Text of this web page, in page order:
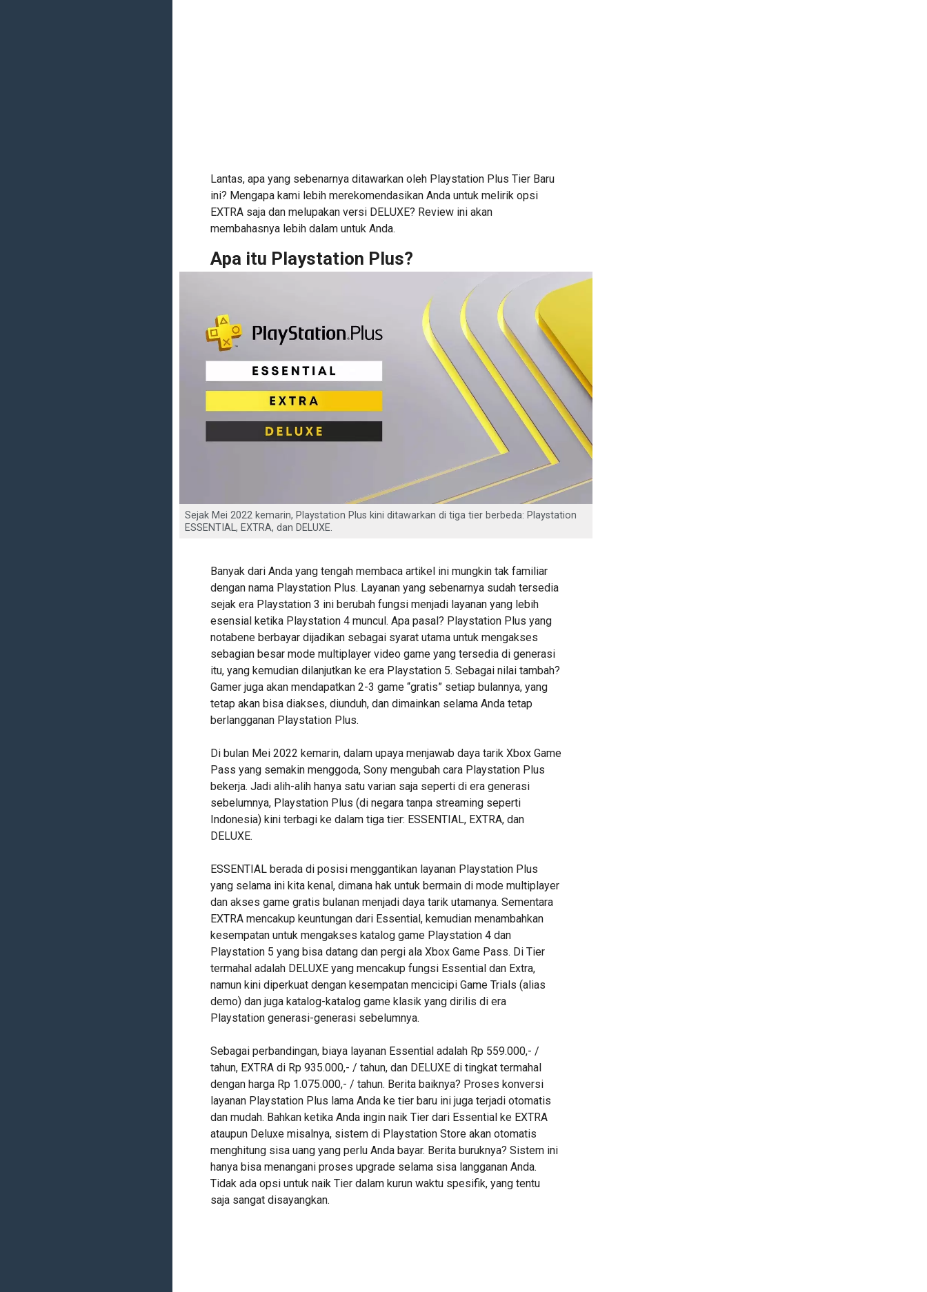
Lantas, apa yang sebenarnya ditawarkan oleh Playstation Plus Tier Baru
ini? Mengapa kami lebih merekomendasikan Anda untuk melirik opsi
EXTRA saja dan melupakan versi DELUXE? Review ini akan
membahasnya lebih dalam untuk Anda.
Apa itu Playstation Plus?
Sejak Mei 2022 kemarin, Playstation Plus kini ditawarkan di tiga tier berbeda: Playstation
ESSENTIAL, EXTRA, dan DELUXE.
Banyak dari Anda yang tengah membaca artikel ini mungkin tak familiar
dengan nama Playstation Plus. Layanan yang sebenarnya sudah tersedia
sejak era Playstation 3 ini berubah fungsi menjadi layanan yang lebih
esensial ketika Playstation 4 muncul. Apa pasal? Playstation Plus yang
notabene berbayar dijadikan sebagai syarat utama untuk mengakses
sebagian besar mode multiplayer video game yang tersedia di generasi
itu, yang kemudian dilanjutkan ke era Playstation 5. Sebagai nilai tambah?
Gamer juga akan mendapatkan 2-3 game “gratis” setiap bulannya, yang
tetap akan bisa diakses, diunduh, dan dimainkan selama Anda tetap
berlangganan Playstation Plus.
Di bulan Mei 2022 kemarin, dalam upaya menjawab daya tarik Xbox Game
Pass yang semakin menggoda, Sony mengubah cara Playstation Plus
bekerja. Jadi alih-alih hanya satu varian saja seperti di era generasi
sebelumnya, Playstation Plus (di negara tanpa streaming seperti
Indonesia) kini terbagi ke dalam tiga tier: ESSENTIAL, EXTRA, dan
DELUXE.
ESSENTIAL berada di posisi menggantikan layanan Playstation Plus
yang selama ini kita kenal, dimana hak untuk bermain di mode multiplayer
dan akses game gratis bulanan menjadi daya tarik utamanya. Sementara
EXTRA mencakup keuntungan dari Essential, kemudian menambahkan
kesempatan untuk mengakses katalog game Playstation 4 dan
Playstation 5 yang bisa datang dan pergi ala Xbox Game Pass. Di Tier
termahal adalah DELUXE yang mencakup fungsi Essential dan Extra,
namun kini diperkuat dengan kesempatan mencicipi Game Trials (alias
demo) dan juga katalog-katalog game klasik yang dirilis di era
Playstation generasi-generasi sebelumnya.
Sebagai perbandingan, biaya layanan Essential adalah Rp 559.000,- /
tahun, EXTRA di Rp 935.000,- / tahun, dan DELUXE di tingkat termahal
dengan harga Rp 1.075.000,- / tahun. Berita baiknya? Proses konversi
layanan Playstation Plus lama Anda ke tier baru ini juga terjadi otomatis
dan mudah. Bahkan ketika Anda ingin naik Tier dari Essential ke EXTRA
ataupun Deluxe misalnya, sistem di Playstation Store akan otomatis
menghitung sisa uang yang perlu Anda bayar. Berita buruknya? Sistem ini
hanya bisa menangani proses upgrade selama sisa langganan Anda.
Tidak ada opsi untuk naik Tier dalam kurun waktu spesifik, yang tentu
saja sangat disayangkan.